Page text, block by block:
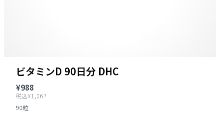
ビタミンD 90日分 DHC
¥988
税込¥1,067
90粒